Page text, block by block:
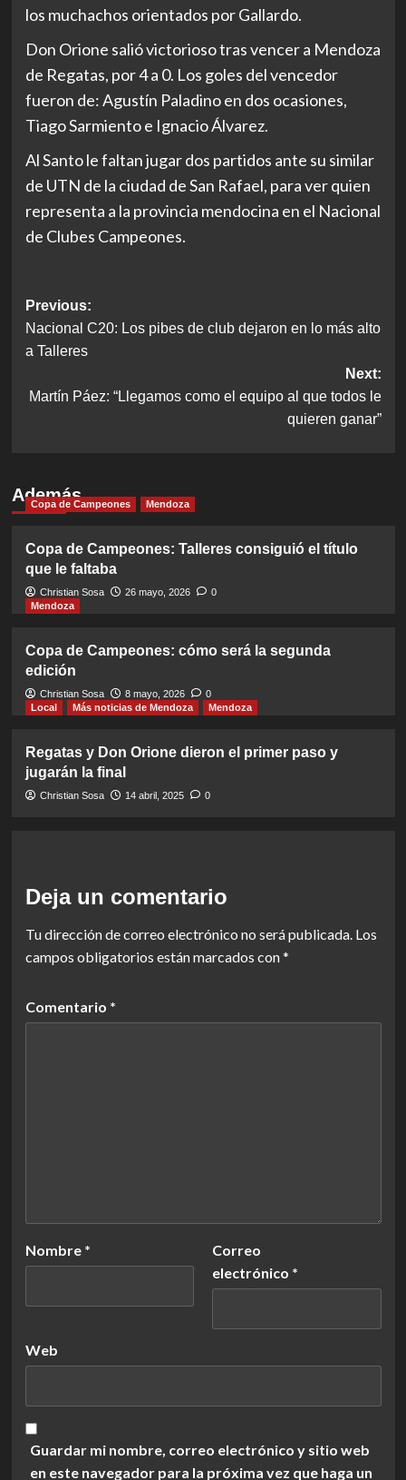
los muchachos orientados por Gallardo.
Don Orione salió victorioso tras vencer a Mendoza
de Regatas, por 4 a 0. Los goles del vencedor
fueron de: Agustín Paladino en dos ocasiones,
Tiago Sarmiento e Ignacio Álvarez.
Al Santo le faltan jugar dos partidos ante su similar
de UTN de la ciudad de San Rafael, para ver quien
representa a la provincia mendocina en el Nacional
de Clubes Campeones.
Post
navigation
Previous:
Nacional C20: Los pibes de club dejaron en lo más alto
a Talleres
Next:
Martín Páez: “Llegamos como el equipo al que todos le
quieren ganar”
Además
Copa de Campeones Mendoza
Copa de Campeones: Talleres consiguió el título
que le faltaba
Christian Sosa 26 mayo, 2026
0
Mendoza
Copa de Campeones: cómo será la segunda
edición
Christian Sosa 8 mayo, 2026
0
Local
Más noticias de Mendoza Mendoza
Regatas y Don Orione dieron el primer paso y
jugarán la final
Christian Sosa 14 abril, 2025 0
Deja un comentario
Tu dirección de correo electrónico no será publicada. Los
campos obligatorios están marcados con*
Comentario *
Nombre *
Correo
electrónico *
Web
Guardar mi nombre, correo electrónico y sitio web
en este navegador para la próxima vez que haga un